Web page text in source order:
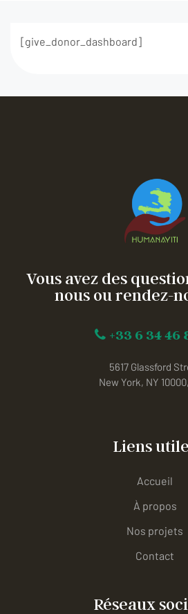
[give_donor_dashboard]
Vous avez des
nous ou rendez-
+33 6 34 46
5617 Glassford
New York, NY
Liens
Accueil
À propos
Nos projets
Contact
Réseaux